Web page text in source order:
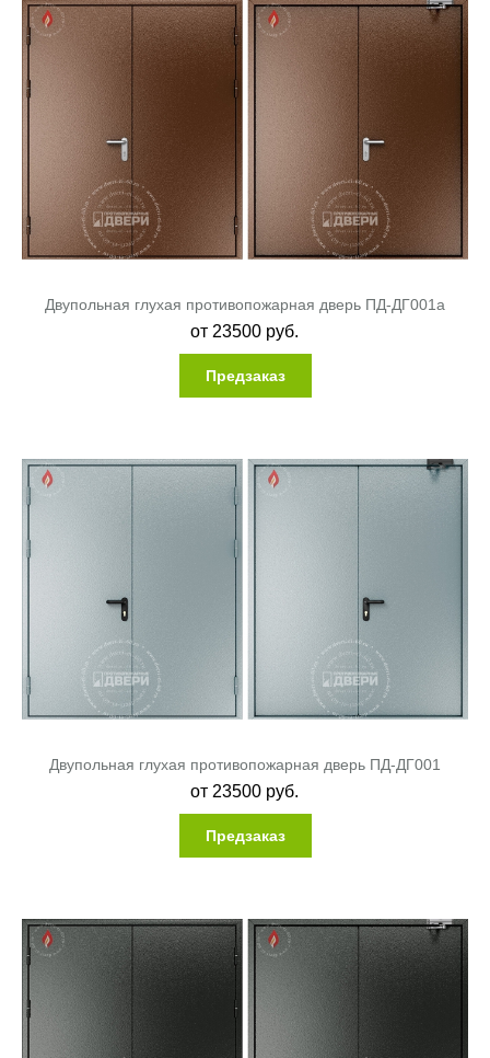
Двупольная глухая противопожарная дверь ПД-ДГ001a
от 23500 руб.
Предзаказ
Двупольная глухая противопожарная дверь ПД-ДГ001
от 23500 руб.
Предзаказ